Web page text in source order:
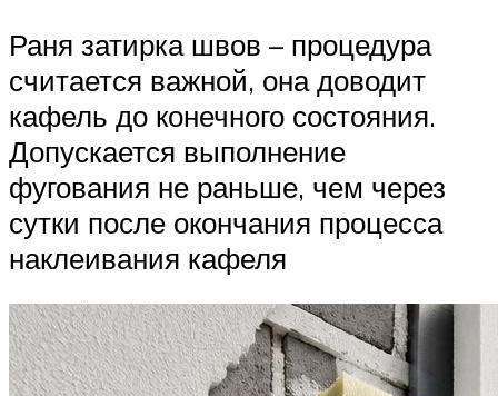
Раня затирка швов – процедура
считается важной, она доводит
кафель до конечного состояния.
Допускается выполнение
фугования не раньше, чем через
сутки после окончания процесса
наклеивания кафеля